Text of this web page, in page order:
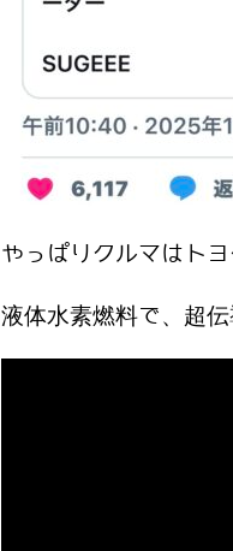
やっぱりクルマはト
液体水素燃料で、超